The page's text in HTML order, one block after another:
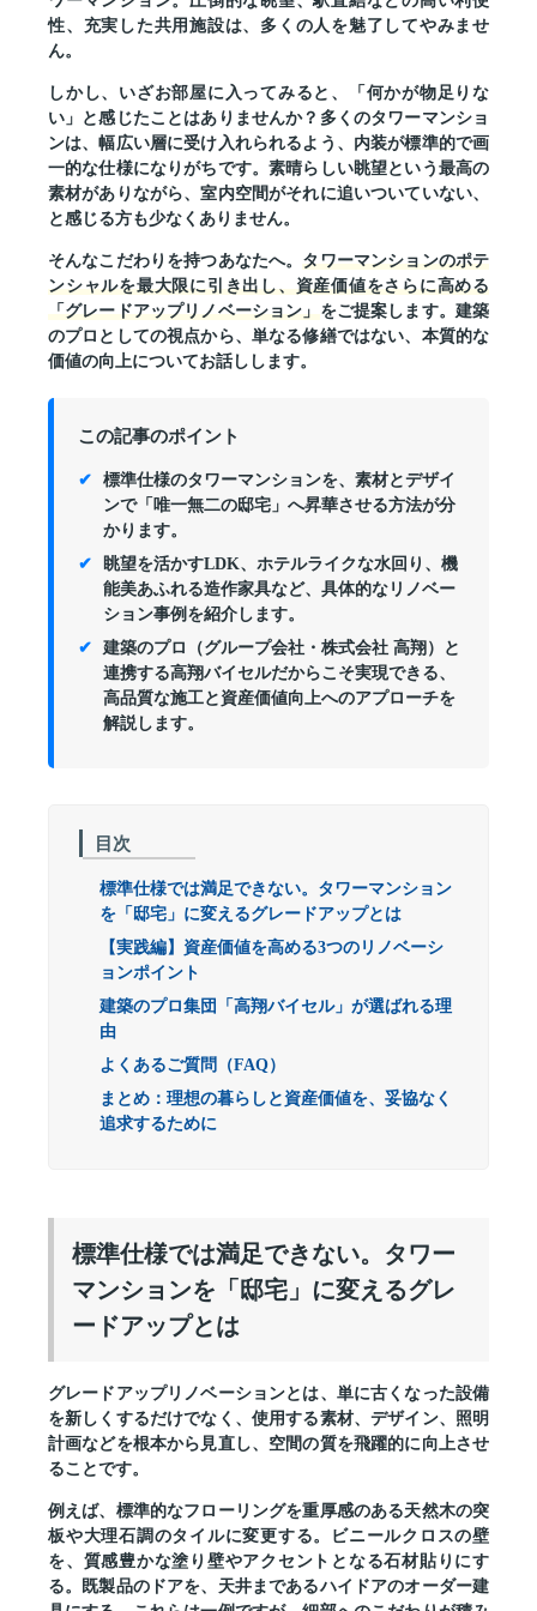
性、充実した共用施設は、多くの人を魅了してやみませ
ん。
しかし、いざお部屋に入ってみると、「何かが物足りな
い」と感じたことはありませんか？多くのタワーマンショ
ンは、幅広い層に受け入れられるよう、内装が標準的で画
一的な仕様になりがちです。素晴らしい眺望という最高の
素材がありながら、室内空間がそれに追いついていない、
と感じる方も少なくありません。
そんなこだわりを持つあなたへ。タワーマンションのポテ
ンシャルを最大限に引き出し、資産価値をさらに高める
「グレードアップリノベーション」をご提案します。建築
のプロとしての視点から、単なる修繕ではない、本質的な
価値の向上についてお話しします。
この記事のポイント
標準仕様のタワーマンションを、素材とデザイ
ンで「唯一無二の邸宅」へ昇華させる方法が分
かります。
眺望を活かすLDK、ホテルライクな水回り、機
能美あふれる造作家具など、具体的なリノベー
ション事例を紹介します。
建築のプロ（グループ会社・株式会社 高翔）と
連携する高翔バイセルだからこそ実現できる、
高品質な施工と資産価値向上へのアプローチを
解説します。
目次
標準仕様では満足できない。タワーマンション
を「邸宅」に変えるグレードアップとは
【実践編】資産価値を高める3つのリノベーシ
ョンポイント
建築のプロ集団「高翔バイセル」が選ばれる理
由
よくあるご質問（FAQ）
まとめ：理想の暮らしと資産価値を、妥協なく
追求するために
標準仕様では満足できない。タワー
マンションを「邸宅」に変えるグレ
ードアップとは
グレードアップリノベーションとは、単に古くなった設備
を新しくするだけでなく、使用する素材、デザイン、照明
計画などを根本から見直し、空間の質を飛躍的に向上させ
ることです。
例えば、標準的なフローリングを重厚感のある天然木の突
板や大理石調のタイルに変更する。ビニールクロスの壁
を、質感豊かな塗り壁やアクセントとなる石材貼りにす
る。既製品のドアを、天井まであるハイドアのオーダー建